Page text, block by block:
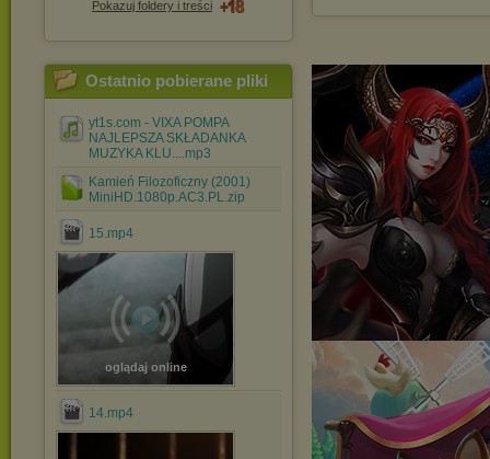
Pokazuj foldery i treści
Ostatnio pobierane pliki
yt1s.com - VIXA POMPA
NAJLEPSZA SKŁADANKA
MUZYKA KLU....mp3
Kamień Filozoficzny (2001)
MiniHD.1080p.AC3.PL.zip
15.mp4
oglądaj online
14.mp4